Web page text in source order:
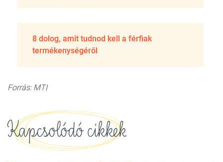
8 dolog, amit tudnod kell a férfiak
termékenységéről
Forrás: MTI
Kapcsolódó cikkek